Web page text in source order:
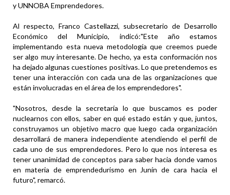
y UNNOBA Emprendedores.
Al respecto, Franco Castellazzi, subsecretario de Desarrollo
Económico del Municipio, indicó:"Este año estamos
implementando esta nueva metodología que creemos puede
ser algo muy interesante. De hecho, ya esta conformación nos
ha dejado algunas cuestiones positivas. Lo que pretendemos es
tener una interacción con cada una de las organizaciones que
están involucradas en el área de los emprendedores".
"Nosotros, desde la secretaría lo que buscamos es poder
nuclearnos con ellos, saber en qué estado están y que, juntos,
construyamos un objetivo macro que luego cada organización
desarrollará de manera independiente atendiendo el perfil de
cada uno de sus emprendedores. Pero lo que nos interesa es
tener unanimidad de conceptos para saber hacia donde vamos
en materia de emprendedurismo en Junín de cara hacia el
futuro", remarcó.